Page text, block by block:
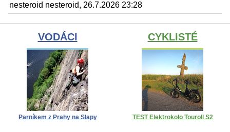
nesteroid nesteroid, 26.7.2026 23:28
VODÁCI
Parníkem z Prahy na Slapy
CYKLISTÉ
TEST Elektrokolo Touroll S2